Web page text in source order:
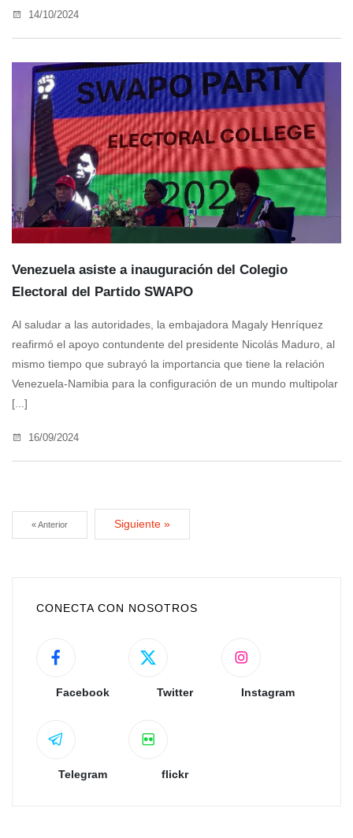
14/10/2024
Venezuela asiste a inauguración del Colegio
Electoral del Partido SWAPO
Al saludar a las autoridades, la embajadora Magaly Henríquez
reafirmó el apoyo contundente del presidente Nicolás Maduro, al
mismo tiempo que subrayó la importancia que tiene la relación
Venezuela-Namibia para la configuración de un mundo multipolar
[...]
16/09/2024
« Anterior Siguiente »
CONECTA CON NOSOTROS
Facebook Twitter Instagram
Telegram flickr